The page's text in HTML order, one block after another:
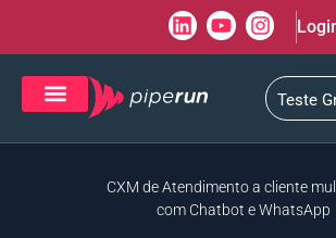
Teste
CXM de Atendimento a cliente
com Chatbot e WhatsApp